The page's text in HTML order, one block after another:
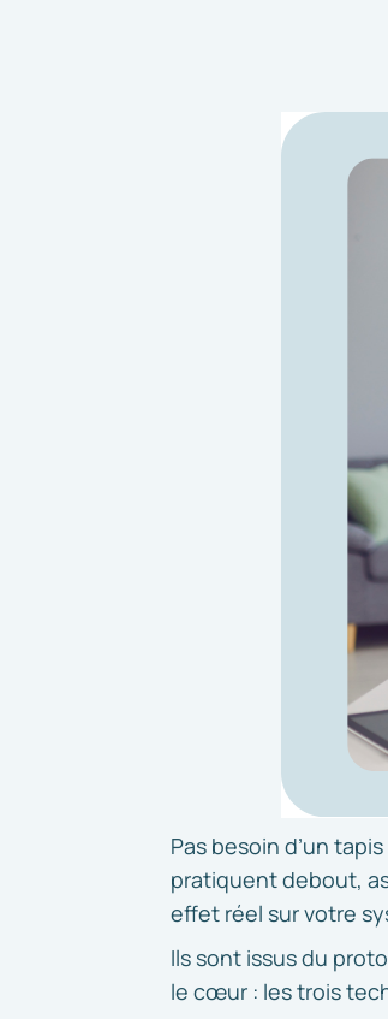
Pas besoin d’un
pratiquent debout,
effet réel sur votre
Ils sont issus du
le cœur : les trois